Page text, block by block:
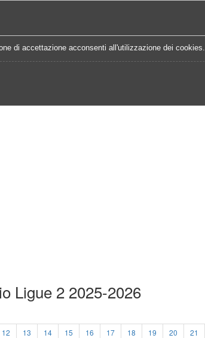
di accettazione acconsenti all'utilizzazione dei cookies.
Ligue 2 2025-2026
12 13 14 15 16 17 18 19 20 21